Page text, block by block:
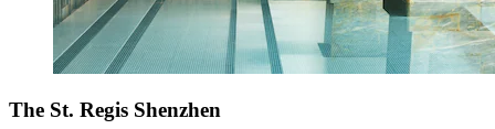
The St. Regis Shenzhen